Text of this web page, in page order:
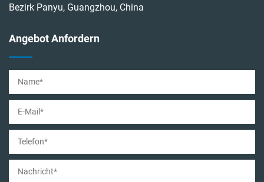
Bezirk Panyu, Guangzhou, China
Angebot Anfordern